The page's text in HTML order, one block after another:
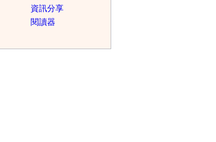
資訊分享
閱讀器